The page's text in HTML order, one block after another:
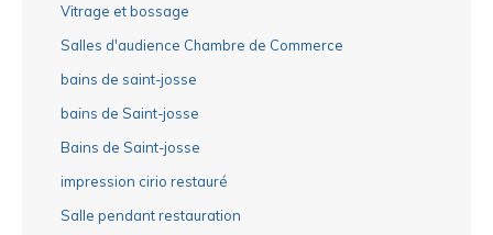
Vitrage et bossage
Salles d'audience Chambre de Commerce
bains de saint-josse
bains de Saint-josse
Bains de Saint-josse
impression cirio restauré
Salle pendant restauration